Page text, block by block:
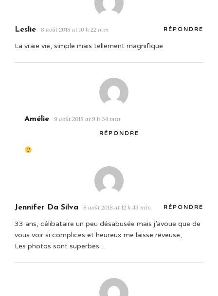
Leslie 8 août 2018 at 10 h 22 min RÉPONDRE
La vraie vie, simple mais tellement magnifique
Amélie 9 août 2018 at 9 h 34 min
RÉPONDRE
Jennifer Da Silva 8 août 2018 at 12 h 43 min RÉPONDRE
33 ans, célibataire un peu désabusée mais j’avoue que de
vous voir si complices et heureux me laisse rêveuse,
Les photos sont superbes…